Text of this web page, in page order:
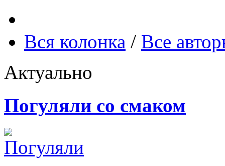
Вся колонка / Все
Актуально
Погуляли со смаком